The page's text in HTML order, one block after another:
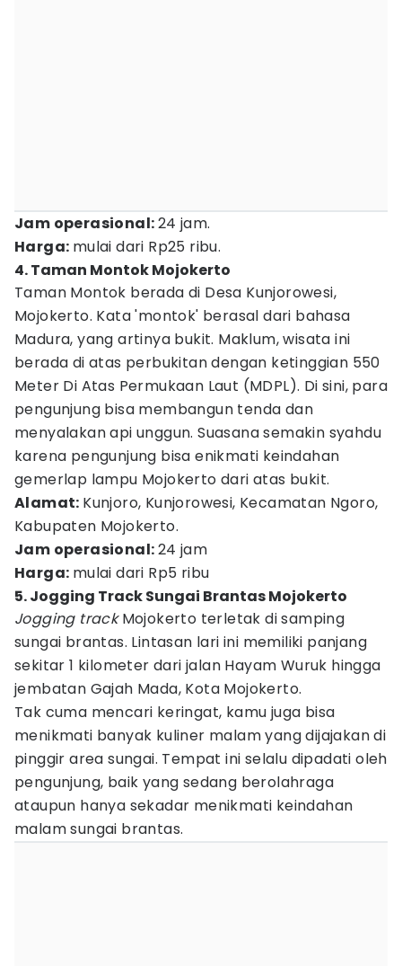
Jam operasional:24 jam.
Harga: mulai dari Rp25 ribu.
4. Taman Montok Mojokerto
Taman Montok berada di Desa Kunjorowesi,
Mojokerto. Kata 'montok' berasal dari bahasa
Madura, yang artinya bukit. Maklum, wisata ini
berada di atas perbukitan dengan ketinggian 550
Meter Di Atas Permukaan Laut (MDPL). Di sini, para
pengunjung bisa membangun tenda dan
menyalakan api unggun. Suasana semakin syahdu
karena pengunjung bisa enikmati keindahan
gemerlap lampu Mojokerto dari atas bukit.
Alamat: Kunjoro, Kunjorowesi, Kecamatan Ngoro,
Kabupaten Mojokerto.
Jam operasional:24 jam
Harga: mulai dari Rp5 ribu
5. Jogging Track Sungai Brantas Mojokerto
Jogging trackMojokerto terletak di samping
sungai brantas. Lintasan lari ini memiliki panjang
sekitar 1 kilometer dari jalan Hayam Wuruk hingga
jembatan Gajah Mada, Kota Mojokerto.
Tak cuma mencari keringat, kamu juga bisa
menikmati banyak kuliner malam yang dijajakan di
pinggir area sungai. Tempat ini selalu dipadati oleh
pengunjung, baik yang sedang berolahraga
ataupun hanya sekadar menikmati keindahan
malam sungai brantas.